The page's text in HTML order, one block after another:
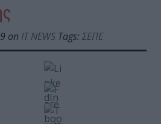
on IT NEWS Tags:ΣΕΠΕ